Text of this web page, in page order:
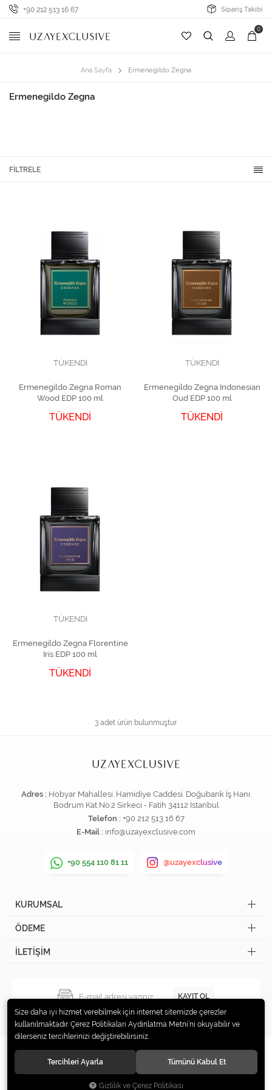
+90 212 513 16 67 Sipariş Takibi
0
Ana Sayfa Ermenegildo Zegna
Ermenegildo Zegna
FILTRELE
TÜKENDİ
Ermenegildo Zegna Roman
Wood EDP 100 ml
TÜKENDİ
TÜKENDİ
Ermenegildo Zegna Indonesian
Oud EDP 100 ml
TÜKENDİ
TÜKENDİ
Ermenegildo Zegna Florentine
Iris EDP 100 ml
TÜKENDİ
3 adet ürün bulunmuştur.
Adres : Hobyar Mahallesi. Hamidiye Caddesi. Doğubank İş Hanı.
Bodrum Kat No:2 Sirkeci - Fatih 34112 İstanbul
Telefon : +90 212 513 16 67
E-Mail : info@uzayexclusive.com
+90 554 110 81 11 @uzayexclusive
KURUMSAL
ÖDEME
İLETİŞİM
KAYIT OL
© 2019 Uzay Exclusive Tüm hakları saklıdır.
Size daha iyi hizmet verebilmek için internet sitemizde çerezler
kullanılmaktadır. Çerez Politikaları Aydınlatma Metni’ni okuyabilir ve
dilerseniz tercihlerinizi değiştirebilirsiniz.
Tercihleri Ayarla Tümünü Kabul Et
Gizlilik ve Çerez Politikası